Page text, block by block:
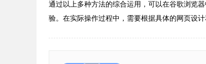
通过以上多种方法的综合运用，可以在谷歌浏览
验。在实际操作过程中，需要根据具体的网页设